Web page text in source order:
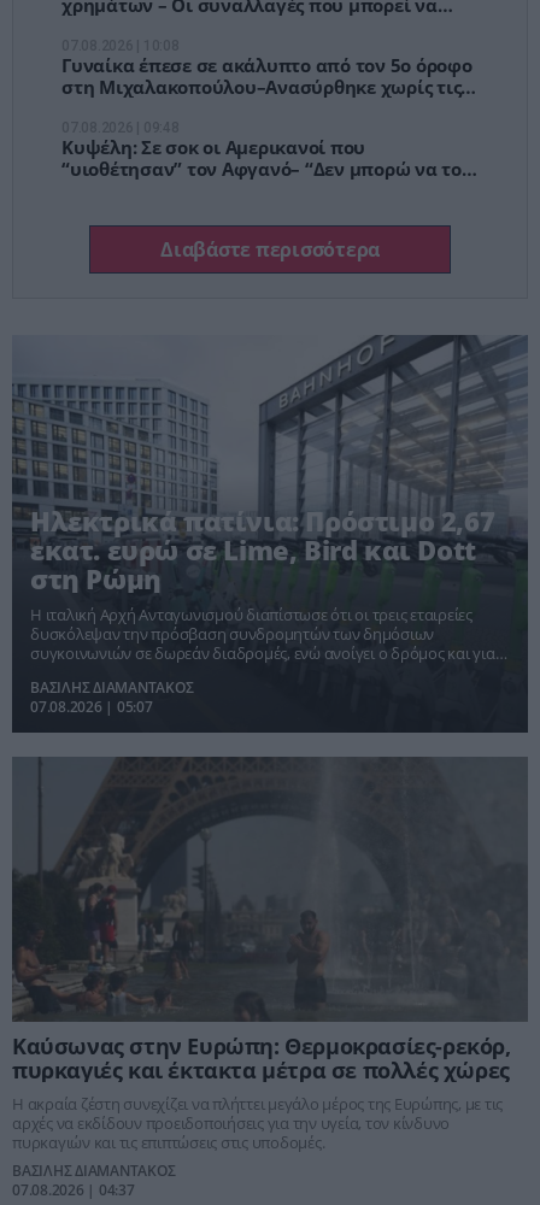
Γυναίκα έπεσε σε ακάλυπτο από τον 5ο όροφο
στη Μιχαλακοπούλου–Ανασύρθηκε χωρίς τις
Κυψέλη: Σε σοκ οι Αμερικανοί που
“υιοθέτησαν” τον Αφγανό– “Δεν μπορώ να το
Διαβάστε περισσότερα
Ηλεκτρικά πατίνια: Πρόστιμο 2,67
εκατ. ευρώ σε Lime, Bird και Dott
στη Ρώμη
Η ιταλική Αρχή Ανταγωνισμού διαπίστωσε ότι οι τρεις εταιρείες
δυσκόλεψαν την πρόσβαση συνδρομητών των δημόσιων
συγκοινωνιών σε δωρεάν διαδρομές, ενώ ανοίγει ο δρόμος και για
ΒΑΣΙΛΗΣ ΔΙΑΜΑΝΤΑΚΟΣ
07.08.2026 | 05:07
Καύσωνας στην Ευρώπη: Θερμοκρασίες-ρεκόρ,
πυρκαγιές και έκτακτα μέτρα σε πολλές χώρες
Η ακραία ζέστη συνεχίζει να πλήττει μεγάλο μέρος της Ευρώπης, με τις
αρχές να εκδίδουν προειδοποιήσεις για την υγεία, τον κίνδυνο
πυρκαγιών και τις επιπτώσεις στις υποδομές.
ΒΑΣΙΛΗΣ ΔΙΑΜΑΝΤΑΚΟΣ
07.08.2026 | 04:37